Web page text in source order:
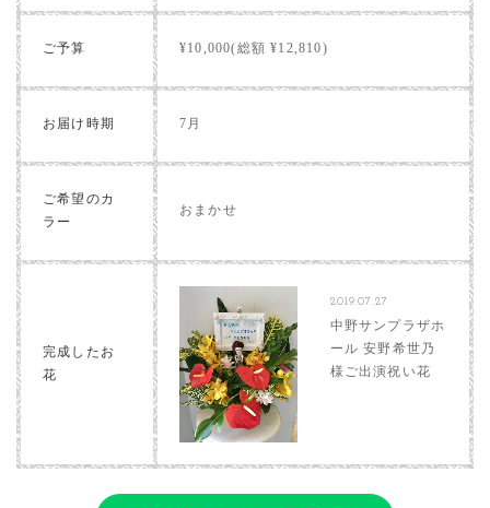
ご予算 ¥10,000(総額 ¥12,810)
お届け時期 7月
ご希望のカ
ラー
おまかせ
完成したお
花
2019.07.27
中野サンプラザホ
ール 安野希世乃
様ご出演祝い花